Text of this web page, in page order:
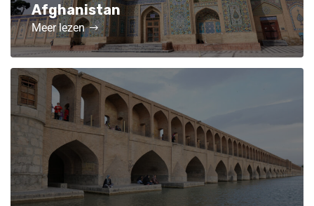
Afghanistan
Meer lezen